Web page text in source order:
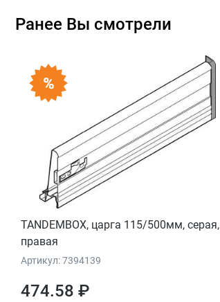
Ранее Вы смотрели
TANDEMBOX, царга 115/500мм, серая,
правая
Артикул: 7394139
474.58 ₽